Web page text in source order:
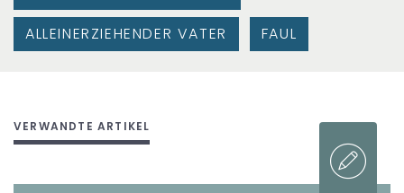
ALLEINERZIEHENDER VATER
FAUL
VERWANDTE ARTIKEL